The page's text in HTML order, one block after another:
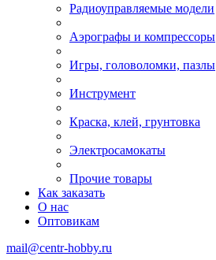
Радиоуправляемые модели
Аэрографы и компрессоры
Игры, головоломки, пазлы
Инструмент
Краска, клей, грунтовка
Электросамокаты
Прочие товары
Как заказать
О нас
Оптовикам
mail@centr-hobby.ru